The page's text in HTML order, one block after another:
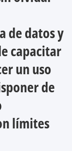
de datos y
capacitar
un uso
de
límites